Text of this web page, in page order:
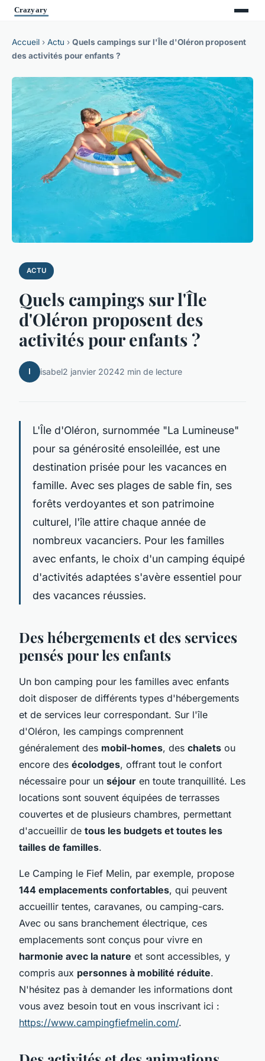
Accueil › Actu › Quels campings sur l'Île d'Oléron proposent
des activités pour enfants ?
ACTU
Quels campings sur l'Île
d'Oléron proposent des
activités pour enfants ?
I isabel2 janvier 20242 min de lecture
L'Île d'Oléron, surnommée "La Lumineuse"
pour sa générosité ensoleillée, est une
destination prisée pour les vacances en
famille. Avec ses plages de sable fin, ses
forêts verdoyantes et son patrimoine
culturel, l'île attire chaque année de
nombreux vacanciers. Pour les familles
avec enfants, le choix d'un camping équipé
d'activités adaptées s'avère essentiel pour
des vacances réussies.
Des hébergements et des services
pensés pour les enfants
Un bon camping pour les familles avec enfants
doit disposer de différents types d'hébergements
et de services leur correspondant. Sur l'île
d'Oléron, les campings comprennent
généralement des mobil-homes, des chalets ou
encore des écolodges, offrant tout le confort
nécessaire pour un séjour en toute tranquillité. Les
locations sont souvent équipées de terrasses
couvertes et de plusieurs chambres, permettant
d'accueillir de tous les budgets et toutes les
tailles de familles.
Le Camping le Fief Melin, par exemple, propose
144 emplacements confortables, qui peuvent
accueillir tentes, caravanes, ou camping-cars.
Avec ou sans branchement électrique, ces
emplacements sont conçus pour vivre en
harmonie avec la nature et sont accessibles, y
compris aux personnes à mobilité réduite.
N'hésitez pas à demander les informations dont
vous avez besoin tout en vous inscrivant ici :
https://www.campingfiefmelin.com/.